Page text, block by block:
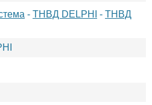
- ТНВД DELPHI - ТНВД